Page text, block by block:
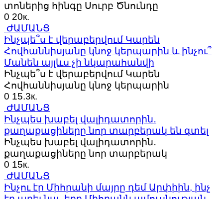
տոներից հինգը Սուրբ Ծնունդը
0 20к.
ԺԱՄԱՆՑ
Ինչպե՞ս է վերաբերվում Կարեն
Հովհաննիսյանը կնոջ կերպարին և ինչու՞
Մանեն այլևս չի նկարահանվի
Ինչպե՞ս է վերաբերվում Կարեն
Հովհաննիսյանը կնոջ կերպարին
0 15.3к.
ԺԱՄԱՆՑ
Ինչպես խաբել վալիդատորին․
քաղաքացիները նոր տարբերակ են գտել
Ինչպես խաբել վալիդատորին․
քաղաքացիները նոր տարբերակ
0 15к.
ԺԱՄԱՆՑ
Ինչու էր Միհրանի մայրը դեմ Արփիին, ինչ